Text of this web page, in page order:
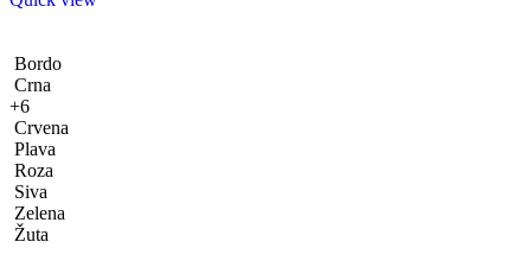
Bordo
Crna
+6
Crvena
Plava
Roza
Siva
Zelena
Žuta